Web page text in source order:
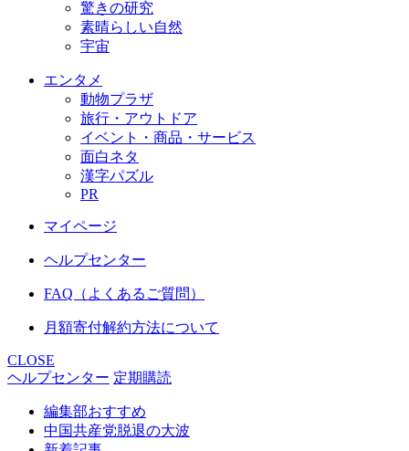
驚きの研究
素晴らしい自然
宇宙
エンタメ
動物プラザ
旅行・アウトドア
イベント・商品・サービス
面白ネタ
漢字パズル
PR
マイページ
ヘルプセンター
FAQ（よくあるご質問）
月額寄付解約方法について
CLOSE
ヘルプセンター 定期購読
編集部おすすめ
中国共産党脱退の大波